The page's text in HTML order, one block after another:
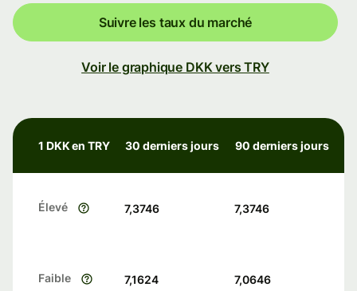
Suivre les taux du marché
Voir le graphique DKK vers TRY
1 DKK en TRY 30 derniers jours 90 derniers jours
Élevé 7,3746 7,3746
Faible 7,1624 7,0646